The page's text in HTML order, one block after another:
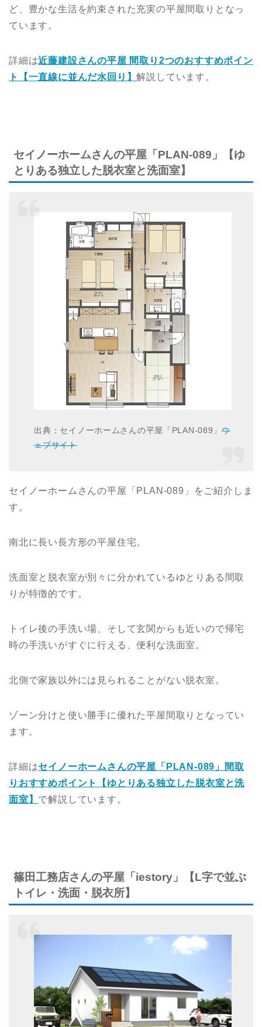
ど、豊かな生活を約束された充実の平屋間取りとなっ
ています。
詳細は近藤建設さんの平屋 間取り2つのおすすめポイン
ト【一直線に並んだ水回り】解説しています。
セイノーホームさんの平屋「PLAN-089」【ゆ
とりある独立した脱衣室と洗面室】
出典：セイノーホームさんの平屋「PLAN-089」ウ
ェブサイト
セイノーホームさんの平屋「PLAN-089」をご紹介しま
す。
南北に長い長方形の平屋住宅。
洗面室と脱衣室が別々に分かれているゆとりある間取
りが特徴的です。
トイレ後の手洗い場、そして玄関からも近いので帰宅
時の手洗いがすぐに行える、便利な洗面室。
北側で家族以外には見られることがない脱衣室。
ゾーン分けと使い勝手に優れた平屋間取りとなってい
ます。
詳細はセイノーホームさんの平屋「PLAN-089」間取
りおすすめポイント【ゆとりある独立した脱衣室と洗
面室】 で解説しています。
篠田工務店さんの平屋「iestory」【L字で並ぶ
トイレ・洗面・脱衣所】